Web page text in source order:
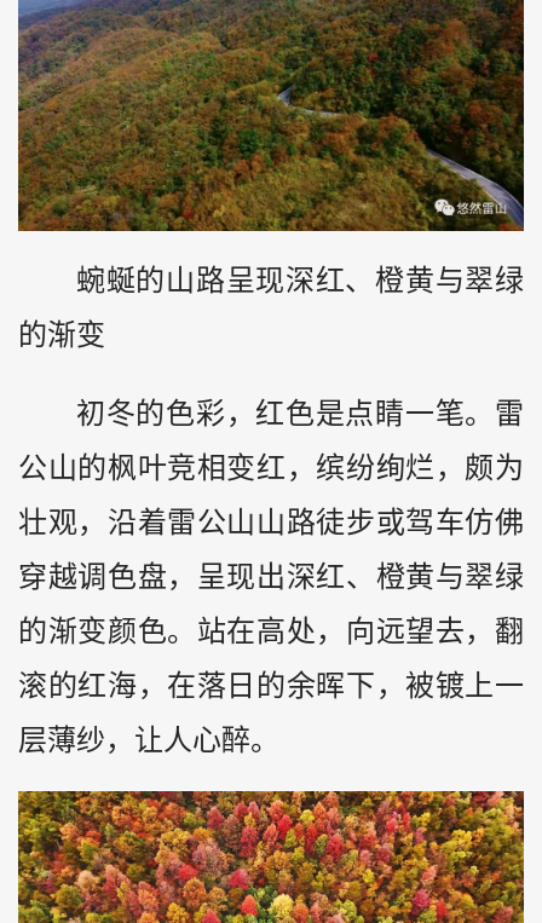
蜿蜒的山路呈现深红、橙黄与翠绿
的渐变
初冬的色彩，红色是点睛一笔。雷
公山的枫叶竞相变红，缤纷绚烂，颇为
壮观，沿着雷公山山路徒步或驾车仿佛
穿越调色盘，呈现出深红、橙黄与翠绿
的渐变颜色。站在高处，向远望去，翻
滚的红海，在落日的余晖下，被镀上一
层薄纱，让人心醉。